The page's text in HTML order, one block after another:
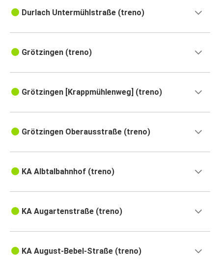
Durlach Untermühlstraße (treno)
Grötzingen (treno)
Grötzingen [Krappmühlenweg] (treno)
Grötzingen Oberausstraße (treno)
KA Albtalbahnhof (treno)
KA Augartenstraße (treno)
KA August-Bebel-Straße (treno)